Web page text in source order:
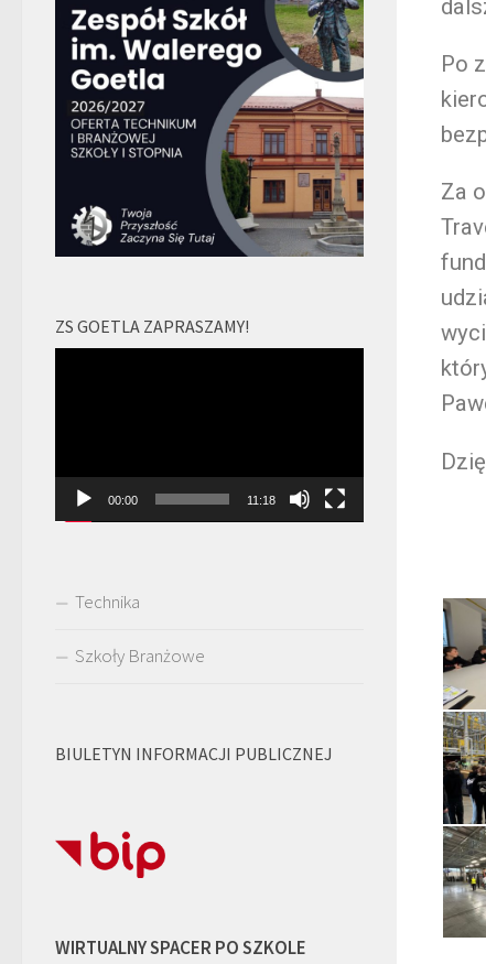
Po
Za
ZS GOETLA ZAPRASZAMY!
00:00 11:18
Technika
Szkoły Branżowe
BIULETYN INFORMACJI PUBLICZNEJ
WIRTUALNY SPACER PO SZKOLE